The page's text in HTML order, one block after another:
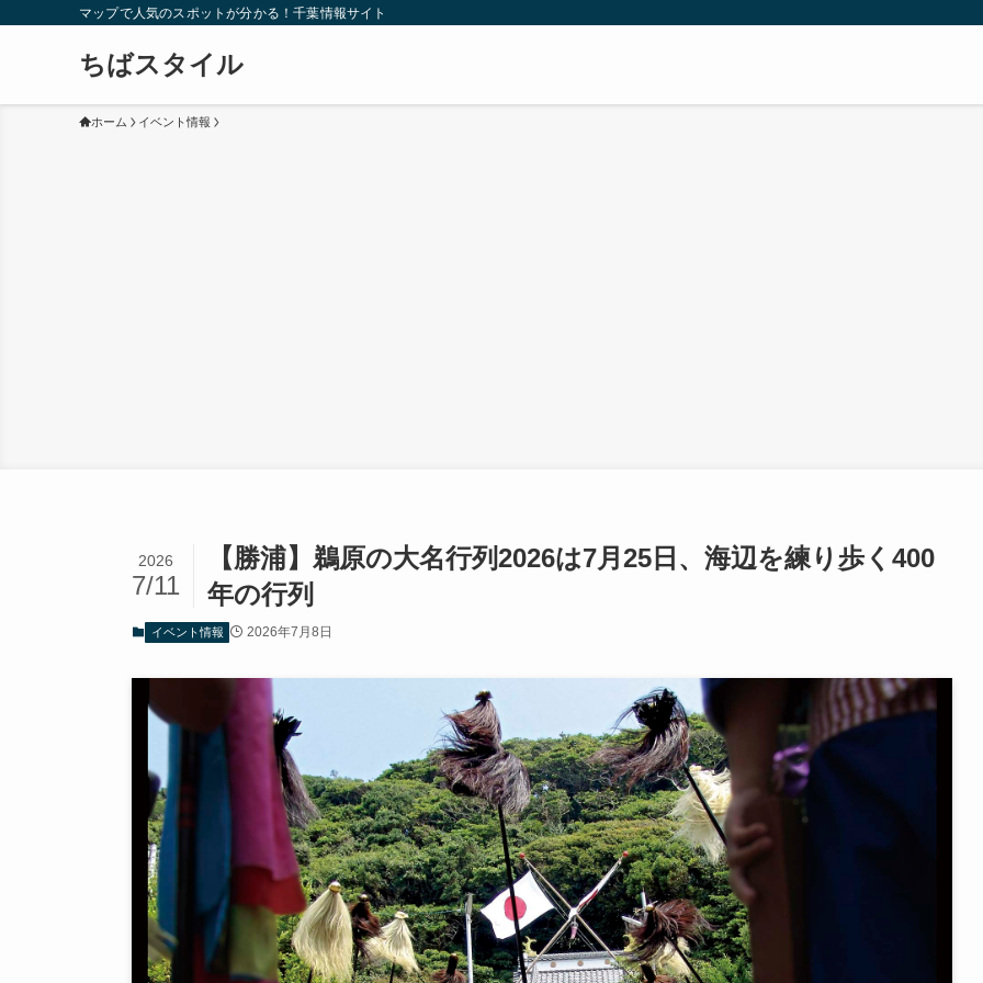
マップで人気のスポットが分かる！千葉情報サイト
ちばスタイル
ホーム イベント情報
【勝浦】鵜原の大名行列2026は7月25日、海辺を練り歩く400
年の行列
2026
7/11
イベント情報 2026年7月8日